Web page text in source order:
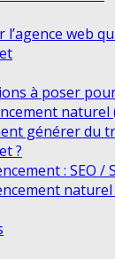
l’agence web
à poser
naturel
générer du
?
: SEO /